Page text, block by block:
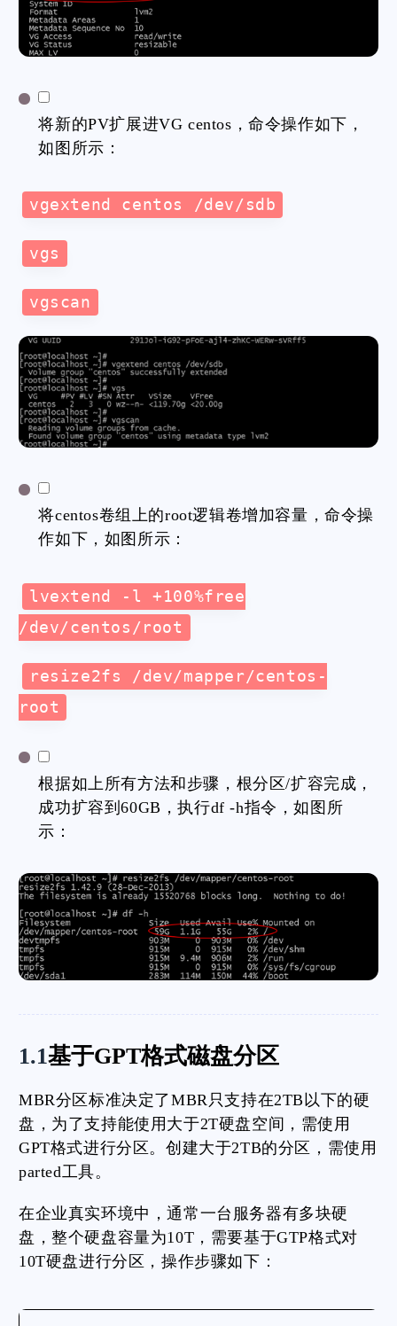
将新的PV扩展进VG centos，命令操作如下，
如图所示：
vgextend centos /dev/sdb
vgs
vgscan
将centos卷组上的root逻辑卷增加容量，命令操
作如下，如图所示：
lvextend -l +100%free
/dev/centos/root
resize2fs /dev/mapper/centos-
root
根据如上所有方法和步骤，根分区/扩容完成，
成功扩容到60GB，执行df -h指令，如图所
示：
1.1基于GPT格式磁盘分区
MBR分区标准决定了MBR只支持在2TB以下的硬
盘，为了支持能使用大于2T硬盘空间，需使用
GPT格式进行分区。创建大于2TB的分区，需使用
parted工具。
在企业真实环境中，通常一台服务器有多块硬
盘，整个硬盘容量为10T，需要基于GTP格式对
10T硬盘进行分区，操作步骤如下：